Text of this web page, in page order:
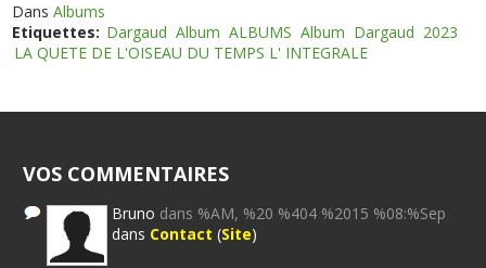
DansAlbums
Etiquettes: Dargaud Album ALBUMS Album Dargaud 2023
LA QUETE DE L'OISEAU DU TEMPS L' INTEGRALE
VOS COMMENTAIRES
Bruno dans %AM, %20 %404 %2015 %08:%Sep
dans Contact (Site)